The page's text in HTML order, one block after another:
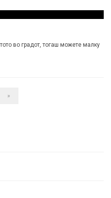
во градот, тогаш можете малку
»